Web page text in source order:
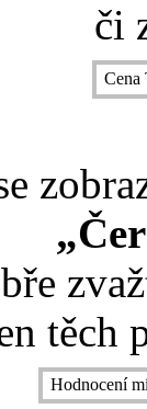
či
těch
Hodnocení